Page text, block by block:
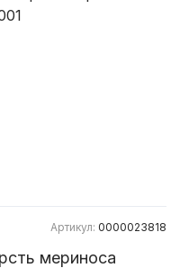
Артикул: 0000023818
мериноса